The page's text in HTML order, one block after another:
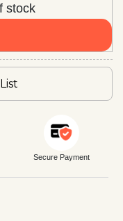
stock
Secure Payment